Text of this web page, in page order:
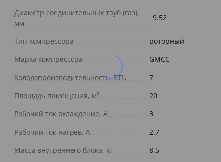
Диаметр соединительных труб (газ),
мм
9.52
Тип компрессора
роторный
Марка компрессора
GMCC
Холодопроизводительность, BTU
7
Площадь помещения, м²
20
Рабочий ток охлаждение, А
3
Рабочий ток нагрев, А
2.7
Масса внутреннего блока, кг
8.5